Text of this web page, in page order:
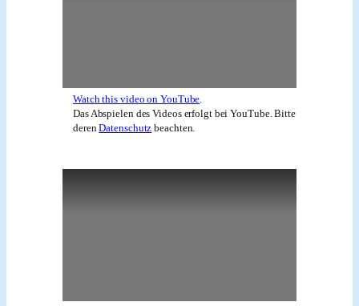
Watch this video on YouTube.
Das Abspielen des Videos erfolgt bei YouTube. Bitte
derenDatenschutz beachten.